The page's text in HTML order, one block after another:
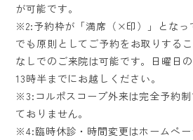
が可能です。
※2:予約枠が「満席（×印）」となっ
でも原則としてご予約をお取りする
なしでのご来院は可能です。日曜日
13時半までにお越しください。
※3:コルポスコープ外来は完全予約
ておりません。
※4:臨時休診・時間変更はホームペ